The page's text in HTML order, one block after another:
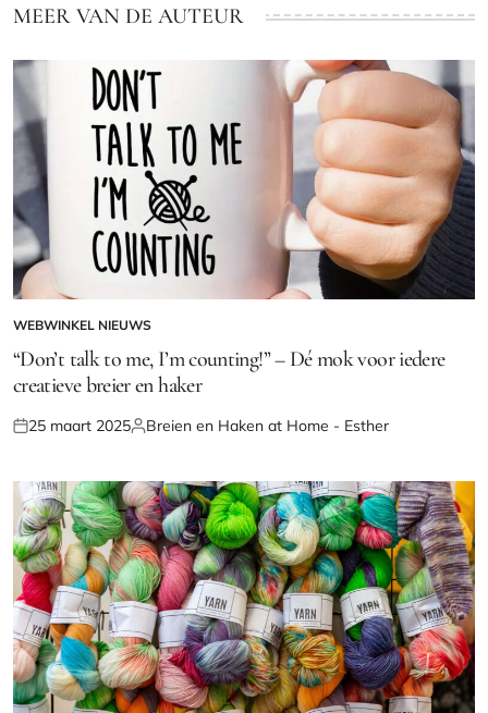
MEER VAN DE AUTEUR
GEPLAATST
IN
WEBWINKEL NIEUWS
“Don’t talk to me, I’m counting!” – Dé mok voor iedere
creatieve breier en haker
Geplaatst
25 maart 2025Geplaatst
Breien en Haken at Home - Esther